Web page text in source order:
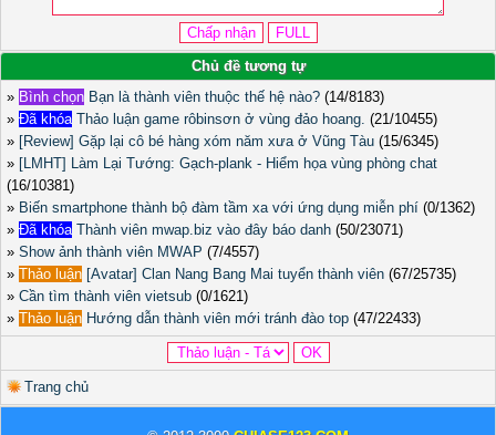
Chủ đề tương tự
» Bình chọn Bạn là thành viên thuộc thế hệ nào? (14/8183)
» Đã khóa Thảo luận game rôbinsơn ở vùng đảo hoang. (21/10455)
» [Review] Gặp lại cô bé hàng xóm năm xưa ở Vũng Tàu (15/6345)
» [LMHT] Làm Lại Tướng: Gạch-plank - Hiểm họa vùng phòng chat
(16/10381)
» Biến smartphone thành bộ đàm tầm xa với ứng dụng miễn phí (0/1362)
» Đã khóa Thành viên mwap.biz vào đây báo danh (50/23071)
» Show ảnh thành viên MWAP (7/4557)
» Thảo luận [Avatar] Clan Nang Bang Mai tuyển thành viên (67/25735)
» Cần tìm thành viên vietsub (0/1621)
» Thảo luận Hướng dẫn thành viên mới tránh đào top (47/22433)
Trang chủ